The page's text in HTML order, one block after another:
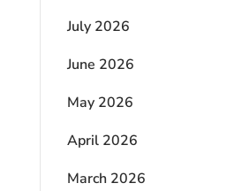
July 2026
June 2026
May 2026
April 2026
March 2026